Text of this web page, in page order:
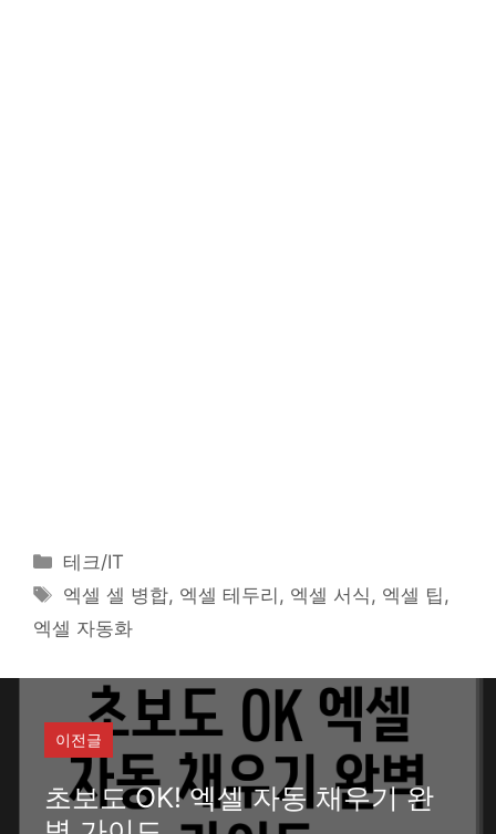
카
테
리
테크/IT
태
그
엑셀 셀 병합, 엑셀 테두리, 엑셀 서식, 엑셀 팁,
엑셀 자동화
이전글
초보도 OK! 엑셀 자동 채우기 완